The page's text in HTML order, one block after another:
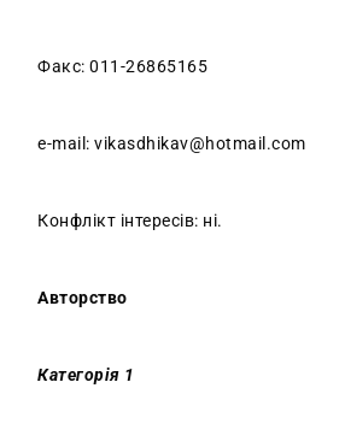
Факс: 011-26865165
е-mail: vikasdhikav@hotmail.com
Конфлікт інтересів: ні.
Авторство
Категорія 1